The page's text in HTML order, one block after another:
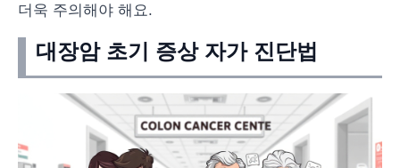
더욱 주의해야 해요.
대장암 초기 증상 자가 진단법